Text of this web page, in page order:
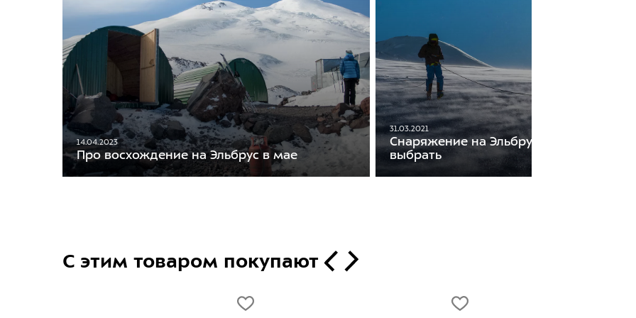
14.04.2023
Про восхождение на Эльбрус в мае
31.03.2021
Снаряжение на Эльбрус. Что взять и как
выбрать
С этим товаром покупают